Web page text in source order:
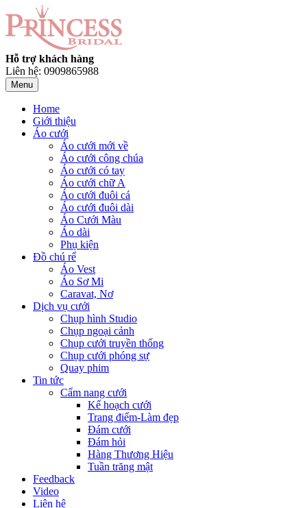
Hỗ trợ khách hàng
Liên hệ: 0909865988
Menu
Home
Giới thiệu
Áo cưới
Áo cưới mới về
Áo cưới công chúa
Áo cưới có tay
Áo cưới chữ A
Áo cưới đuôi cá
Áo cưới đuôi dài
Áo Cưới Màu
Áo dài
Phụ kiện
Đồ chú rể
Áo Vest
Áo Sơ Mi
Caravat, Nơ
Dịch vụ cưới
Chụp hình Studio
Chụp ngoại cảnh
Chụp cưới truyền thống
Chụp cưới phóng sự
Quay phim
Tin tức
Cẩm nang cưới
Kế hoạch cưới
Trang điểm-Làm đẹp
Đám cưới
Đám hỏi
Hàng Thương Hiệu
Tuần trăng mật
Feedback
Video
Liên hệ